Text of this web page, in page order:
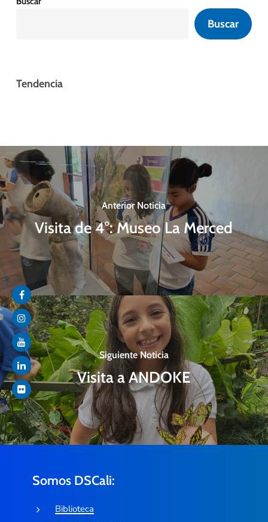
Buscar
Tendencia
Anterior Noticia
Visita de 4°: Museo La Merced
Siguiente Noticia
Visita a ANDOKE
Somos DSCali:
Biblioteca